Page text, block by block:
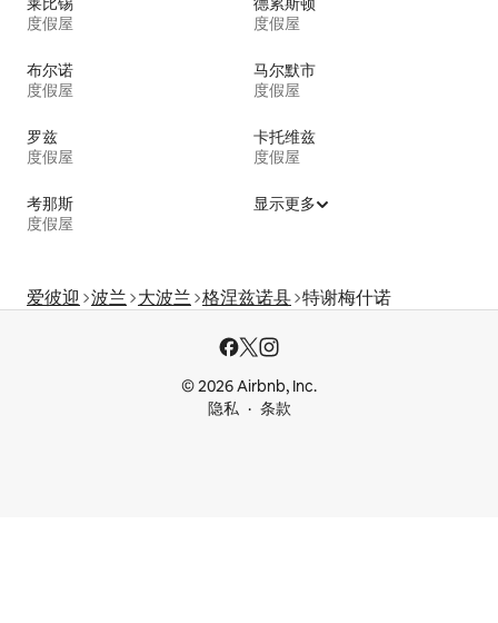
度假屋
度假屋
布尔诺
度假屋
马尔默市
度假屋
罗兹
度假屋
卡托维兹
度假屋
考那斯
度假屋
显示更多
爱彼迎 波兰 大波兰 格涅兹诺县 特谢梅什诺
© 2026 Airbnb, Inc.
隐私
条款